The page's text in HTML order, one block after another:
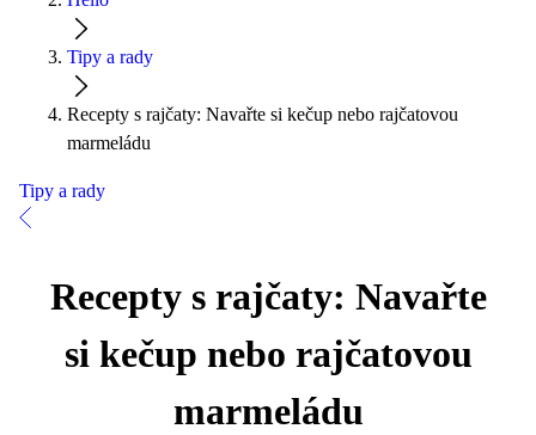
Tipy a rady
Recepty s rajčaty: Navařte si kečup nebo rajčatovou
marmeládu
Tipy a rady
Recepty s rajčaty: Navařte
si kečup nebo rajčatovou
marmeládu